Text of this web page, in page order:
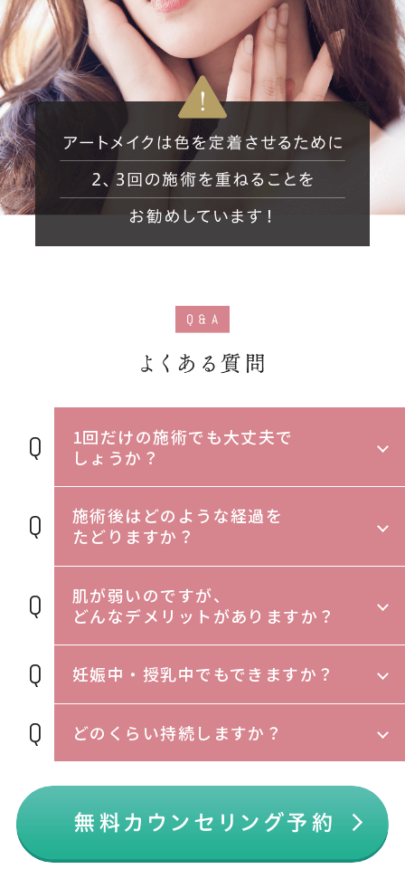
1回だけの施術でも大丈夫で
しょうか？
施術後はどのような経過を
たどりますか？
肌が弱いのですが、
どんなデメリットがありますか？
妊娠中・授乳中でもできますか？
どのくらい持続しますか？